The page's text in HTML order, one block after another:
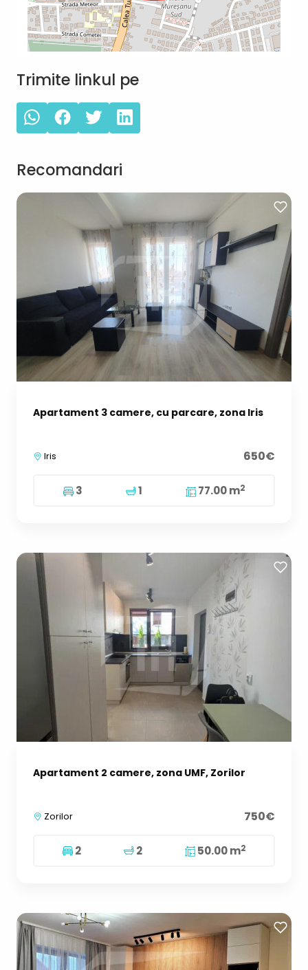
Trimite linkul pe
Recomandari
Apartament 3 camere, cu parcare, zona Iris
Iris 650€
3 1 77.00 m2
Apartament 2 camere, zona UMF, Zorilor
Zorilor 750€
2 2 50.00 m2